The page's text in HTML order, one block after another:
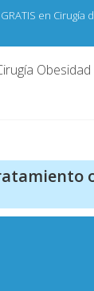
GRATIS en Cirugía